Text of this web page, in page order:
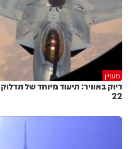
מעניין
22